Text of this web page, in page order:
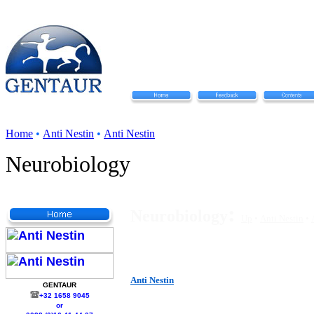
Home • Anti Nestin • Anti Nestin
Neurobiology
GENTAUR
+32 1658 9045
or
Anti Nestin